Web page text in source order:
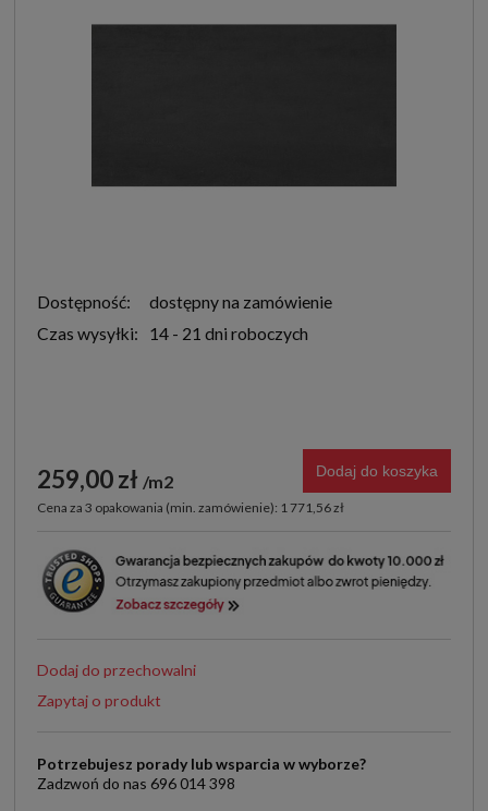
Dostępność:
dostępny na zamówienie
Czas wysyłki:
14 - 21 dni roboczych
259,00 zł m2
Cena za 3 opakowania (min. zamówienie): 1 771,56 zł
Dodaj do koszyka
Dodaj do przechowalni
Zapytaj o produkt
Potrzebujesz porady lub wsparcia w wyborze?
Zadzwoń do nas 696 014 398